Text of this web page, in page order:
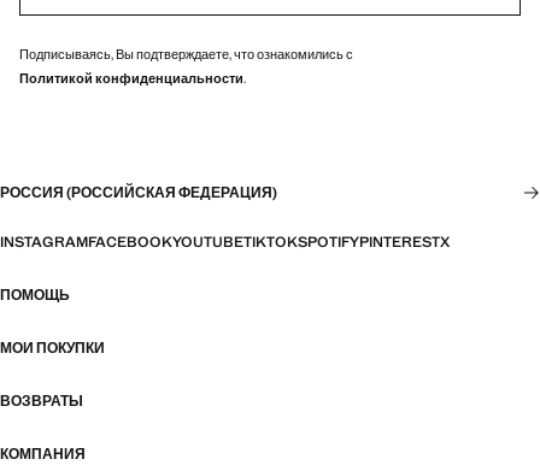
Подписываясь, Вы подтверждаете, что ознакомились с
Политикой конфиденциальности.
РОССИЯ (РОССИЙСКАЯ ФЕДЕРАЦИЯ)
INSTAGRAMFACEBOOKYOUTUBETIKTOKSPOTIFYPINTERESTX
ПОМОЩЬ
МОИ ПОКУПКИ
ВОЗВРАТЫ
КОМПАНИЯ